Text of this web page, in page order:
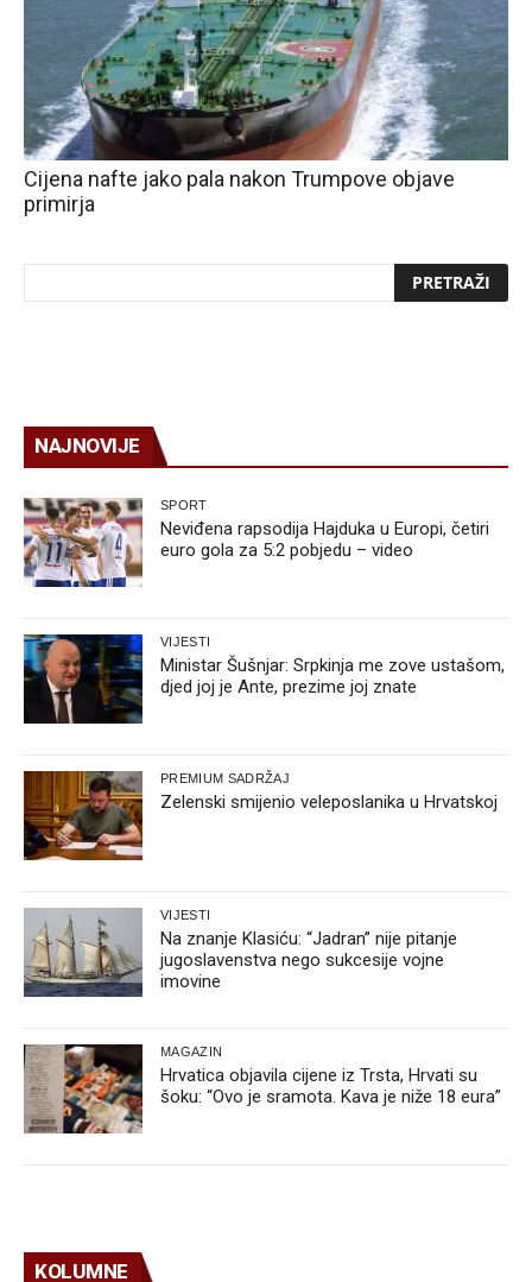
Cijena nafte jako pala nakon Trumpove objave
primirja
NAJNOVIJE
SPORT
Neviđena rapsodija Hajduka u Europi, četiri
euro gola za 5:2 pobjedu – video
VIJESTI
Ministar Šušnjar: Srpkinja me zove ustašom,
djed joj je Ante, prezime joj znate
PREMIUM SADRŽAJ
Zelenski smijenio veleposlanika u Hrvatskoj
VIJESTI
Na znanje Klasiću: “Jadran” nije pitanje
jugoslavenstva nego sukcesije vojne
imovine
MAGAZIN
Hrvatica objavila cijene iz Trsta, Hrvati su
šoku: “Ovo je sramota. Kava je niže 18 eura”
KOLUMNE